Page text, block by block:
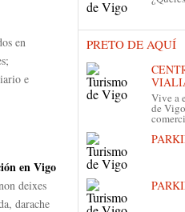
en
e
en Vigo
deixes
darache
PRETO DE AQUÍ
Vive a
de